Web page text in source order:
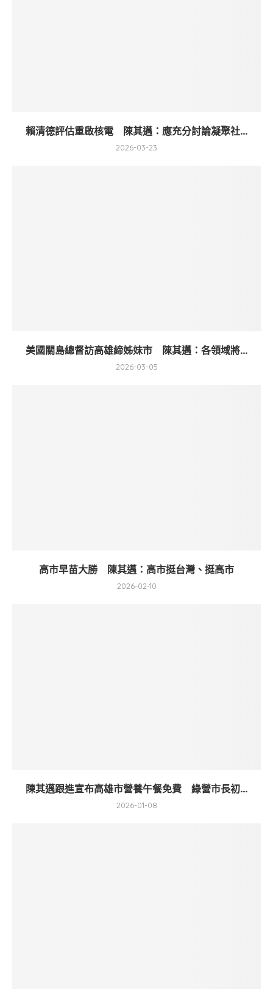
賴清德評估重啟核電 陳其邁：應充分討論凝聚社...
2026-03-23
美國關島總督訪高雄締姊妹市 陳其邁：各領域將...
2026-03-05
高市早苗大勝 陳其邁：高市挺台灣、挺高市
2026-02-10
陳其邁跟進宣布高雄市營養午餐免費 綠營市長初...
2026-01-08